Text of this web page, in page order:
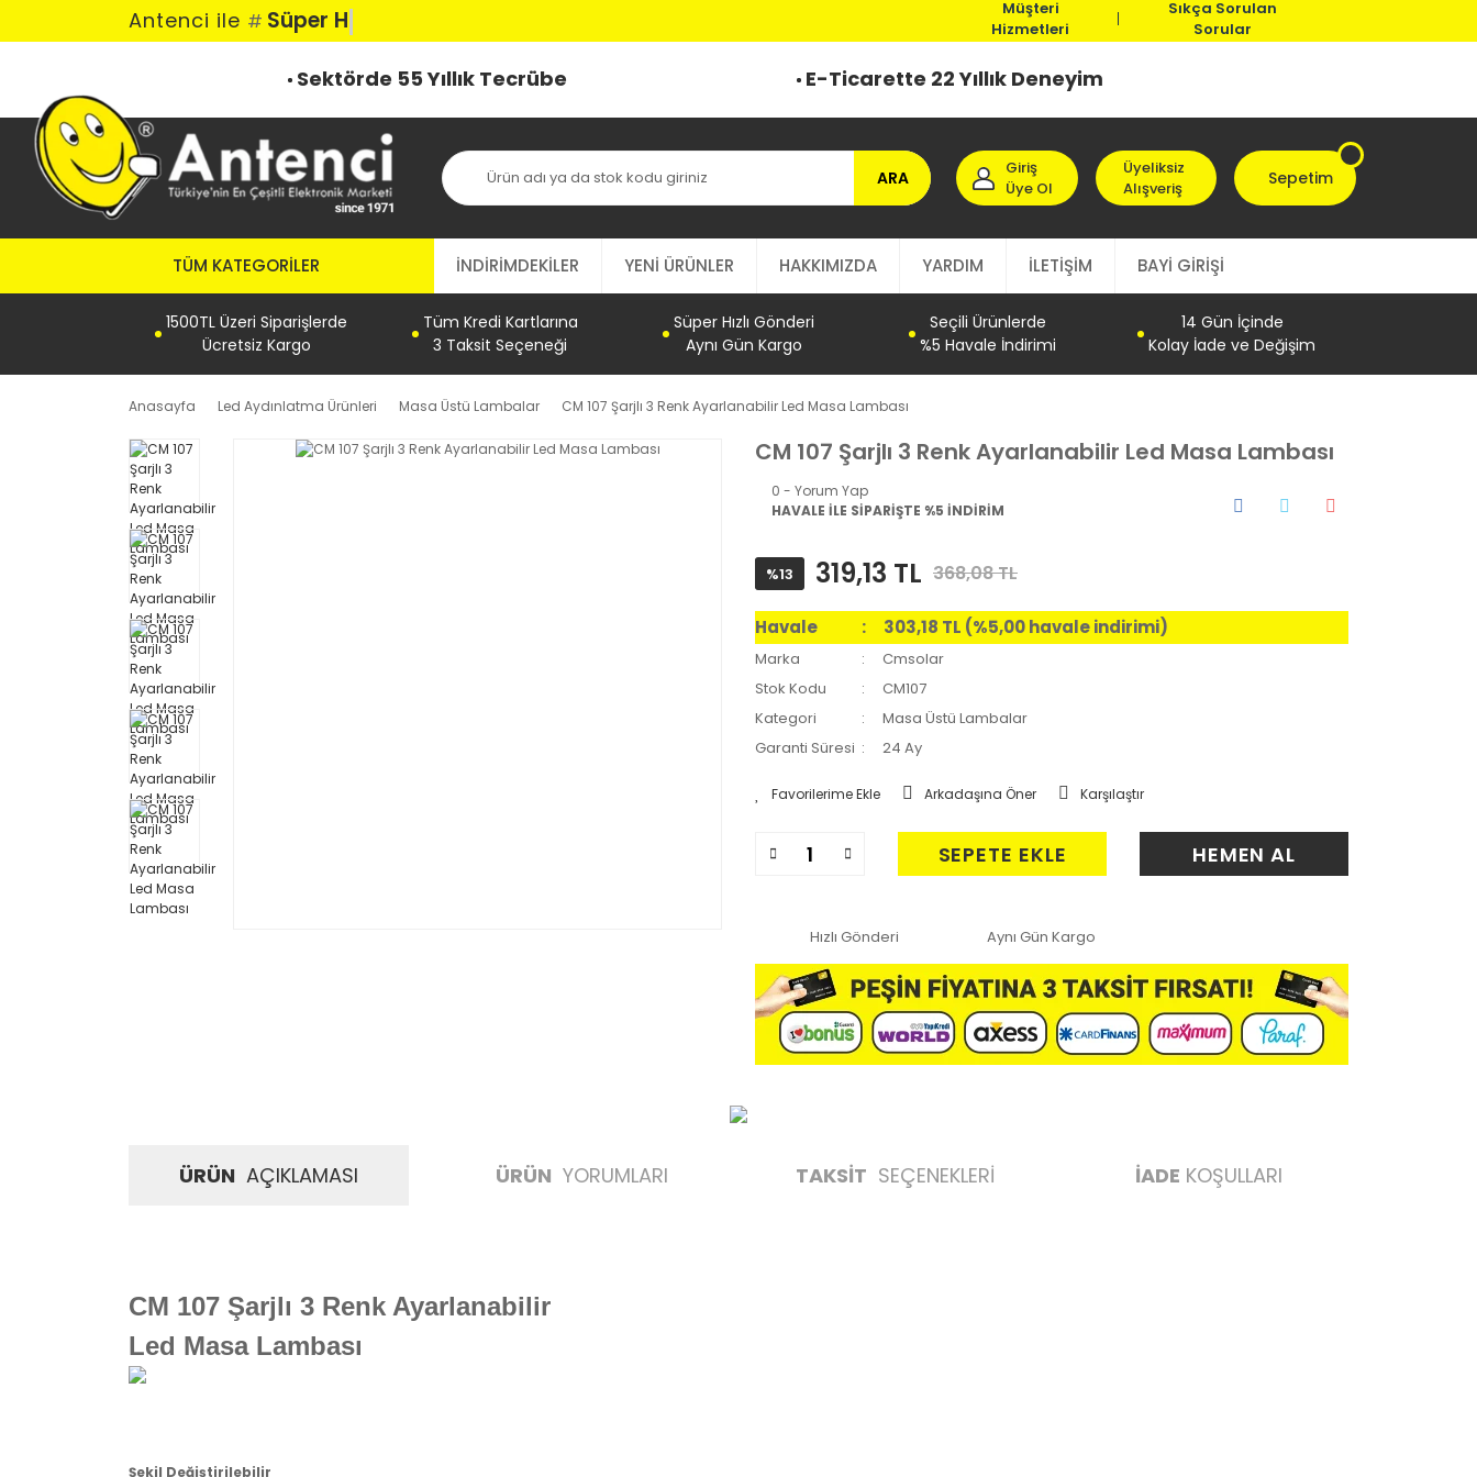
Antenci ile # Süper Hız
Müşteri
Hizmetleri
Sıkça Sorulan
Sorular
Sektörde 55 Yıllık Tecrübe E-Ticarette 22 Yıllık Deneyim
ARA
Giriş
Üye Ol
Üyeliksiz
Alışveriş
Sepetim
TÜM KATEGORILER İNDİRİMDEKİLER YENİ ÜRÜNLER HAKKIMIZDA YARDIM İLETİŞİM BAYİ GİRİŞİ
1500TL Üzeri Siparişlerde
Ücretsiz Kargo
Tüm Kredi Kartlarına
3 Taksit Seçeneği
Süper Hızlı Gönderi
Aynı Gün Kargo
Seçili Ürünlerde
%5 Havale İndirimi
14 Gün İçinde
Kolay İade ve Değişim
Anasayfa Led Aydınlatma Ürünleri Masa Üstü Lambalar CM 107 Şarjlı 3 Renk Ayarlanabilir Led Masa Lambası
CM 107 Şarjlı 3 Renk Ayarlanabilir Led Masa Lambası
0 - Yorum Yap
HAVALE İLE SİPARİŞTE %5 İNDİRİM
%13 319,13 TL 368,08 TL
Havale 303,18 TL (%5,00 havale indirimi)
Marka
Cmsolar
Stok Kodu
CM107
Kategori
Masa Üstü Lambalar
Garanti Süresi
24 Ay
Arkadaşına Öner Karşılaştır
SEPETE EKLE HEMEN AL
Hızlı Gönderi Aynı Gün Kargo
ÜRÜN AÇIKLAMASI ÜRÜN YORUMLARI TAKSİT SEÇENEKLERİ İADE KOŞULLARI
CM 107 Şarjlı 3 Renk Ayarlanabilir
Led Masa Lambası
Şekil Değiştirilebilir